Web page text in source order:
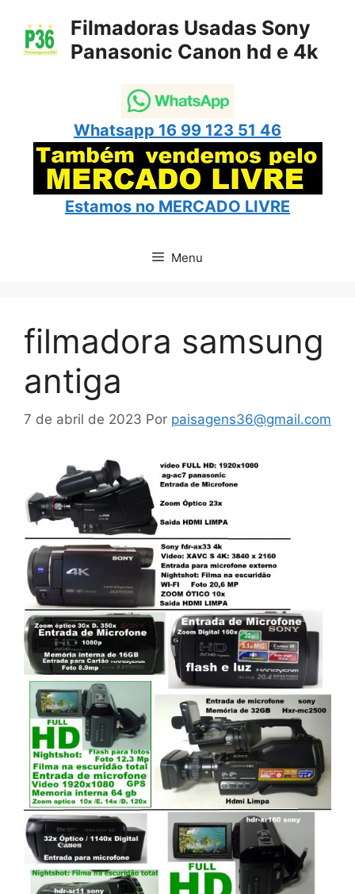
para
Filmadoras Usadas Sony
Panasonic Canon hd e 4k
Whatsapp 16 99 123 51 46
Estamos no MERCADO LIVRE
Menu
filmadora samsung
antiga
7 de abril de 2023 Por paisagens36@gmail.com